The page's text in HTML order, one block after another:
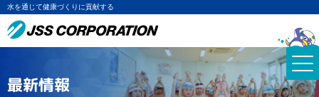
水を通じて健康づくりに貢献する
最新情報